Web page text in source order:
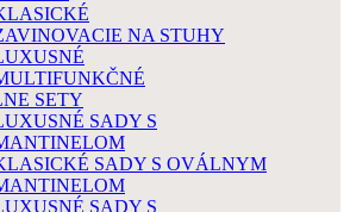
NA STUHY
SETY
SADY S
SADY S OVÁLNYM
SADY S